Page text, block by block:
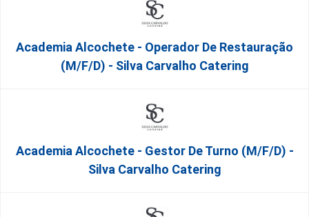
Academia Alcochete - Operador De Restauração
(m/f/d) - Silva Carvalho Catering
Academia Alcochete - Gestor De Turno (m/f/d) -
Silva Carvalho Catering